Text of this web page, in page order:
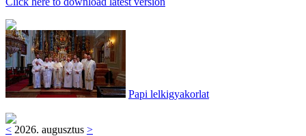
Papi lelkigyakorlat
< 2026. augusztus >